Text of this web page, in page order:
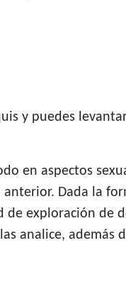
y puedes
en aspectos
Dada la
de exploración de
analice, además